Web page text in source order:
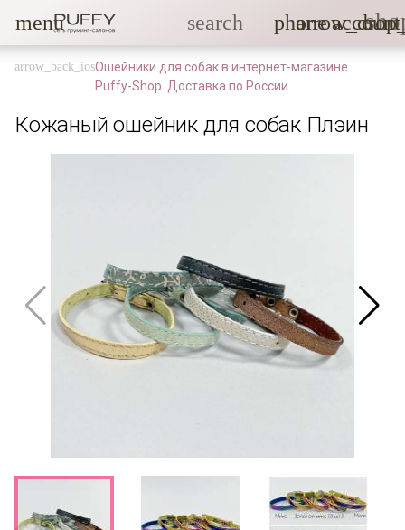
menu search phone
Ошейники для собак в интернет-магазине
Puffy-Shop. Доставка по России
Кожаный ошейник для собак Плэин